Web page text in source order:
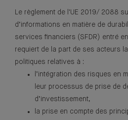
Le règlement de l'UE 2019/ 2088
d’informations en matière de
services financiers (SFDR) entré
requiert de la part de ses acteurs
politiques relatives à :
l’intégration des risques en
leur processus de prise de
d’investissement,
la prise en compte des